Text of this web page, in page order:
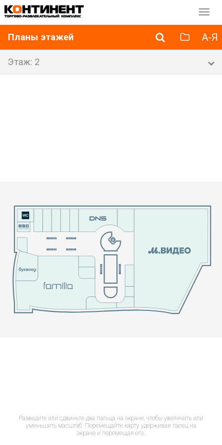
Планы этажей А-Я
Этаж: 2
Разведите или сдвиньте два пальца на экране, чтобы увеличить или
уменьшить масштаб. Перемещайте карту удерживая палец на
экране и перемещая его.